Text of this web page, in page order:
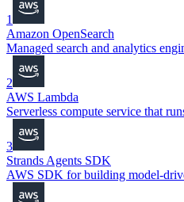
1
Amazon OpenSearch
Managed search and analytics
2
AWS Lambda
Serverless compute service that
3
Strands Agents SDK
AWS SDK for building model-